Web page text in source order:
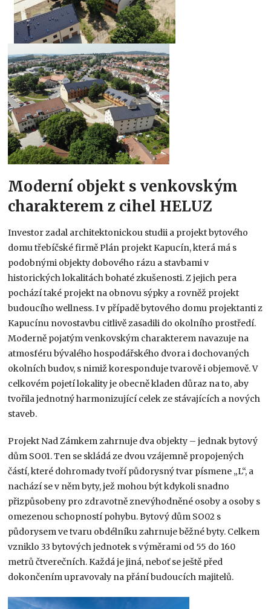
Moderní objekt s venkovským
charakterem z cihel HELUZ
Investor zadal architektonickou studii a projekt bytového
domu třebíčské firmě Plán projekt Kapucín, která má s
podobnými objekty dobového rázu a stavbami v
historických lokalitách bohaté zkušenosti. Z jejich pera
pochází také projekt na obnovu sýpky a rovněž projekt
budoucího wellness. I v případě bytového domu projektanti z
Kapucínu novostavbu citlivě zasadili do okolního prostředí.
Moderně pojatým venkovským charakterem navazuje na
atmosféru bývalého hospodářského dvora i dochovaných
okolních budov, s nimiž koresponduje tvarově i objemově. V
celkovém pojetí lokality je obecně kladen důraz na to, aby
tvořila jednotný harmonizující celek ze stávajících a nových
staveb.
Projekt Nad Zámkem zahrnuje dva objekty – jednak bytový
dům SO01. Ten se skládá ze dvou vzájemně propojených
částí, které dohromady tvoří půdorysný tvar písmene „L“, a
nachází se v něm byty, jež mohou být kdykoli snadno
přizpůsobeny pro zdravotně znevýhodněné osoby a osoby s
omezenou schopností pohybu. Bytový dům SO02 s
půdorysem ve tvaru obdélníku zahrnuje běžné byty. Celkem
vzniklo 33 bytových jednotek s výměrami od 55 do 160
metrů čtverečních. Každá je jiná, neboť se ještě před
dokončením upravovaly na přání budoucích majitelů.